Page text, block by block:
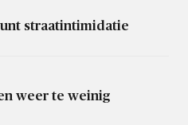
straatintimidatie
weer te weinig